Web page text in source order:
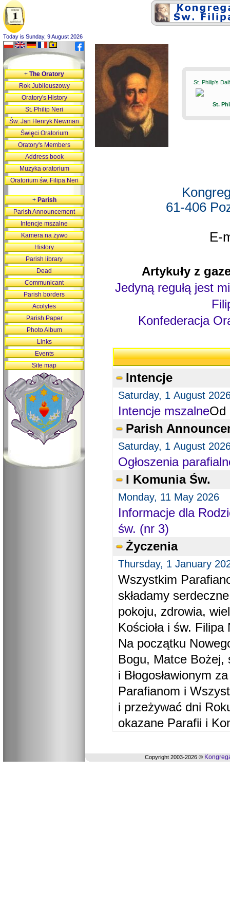
Today is Sunday, 9 August 2026
St. Philip's
St.
61-406
E-
Artykuły z
Jedyną regułą jest
Konfederacja
Intencje
Saturday, 1 August
Intencje mszalneOd
Parish
Saturday, 1 August
Ogłoszenia
I Komunia Św.
Monday, 11 May 2026
Informacje dla
św. (nr 3)
Życzenia
Thursday, 1 January
Wszystkim
składamy
pokoju, zdrowia,
Kościoła i św. Filipa
Na początku
Bogu, Matce Bożej,
i Błogosławionym
Parafianom i
i przeżywać dni
okazane Parafii i
+The Oratory
Rok Jubileuszowy
Oratory's History
St. Philip Neri
Św. Jan Henryk Newman
Święci Oratorium
Oratory's Members
Address book
Muzyka oratorium
Oratorium św. Filipa Neri
+Parish
Parish Announcement
Intencje mszalne
Kamera na żywo
History
Parish library
Dead
Communicant
Parish borders
Acolytes
Parish Paper
Photo Album
Links
Events
Site map
Copyright 2003-2026 ©